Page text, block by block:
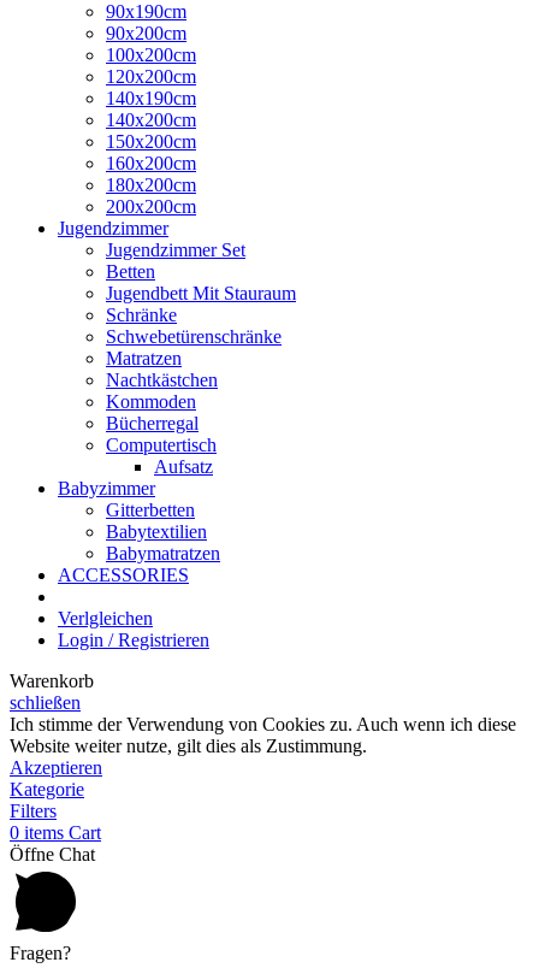
90x190cm
90x200cm
100x200cm
120x200cm
140x190cm
140x200cm
150x200cm
160x200cm
180x200cm
200x200cm
Jugendzimmer
Jugendzimmer Set
Betten
Jugendbett Mit Stauraum
Schränke
Schwebetürenschränke
Matratzen
Nachtkästchen
Kommoden
Bücherregal
Computertisch
Aufsatz
Babyzimmer
Gitterbetten
Babytextilien
Babymatratzen
ACCESSORIES
Verlgleichen
Login / Registrieren
Warenkorb
schließen
Ich stimme der Verwendung von Cookies zu. Auch wenn ich diese
Website weiter nutze, gilt dies als Zustimmung.
Akzeptieren
Kategorie
Filters
0 items Cart
Öffne Chat
Fragen?